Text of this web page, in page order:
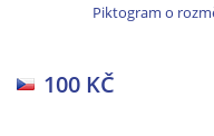
Piktogram o
100 KČ